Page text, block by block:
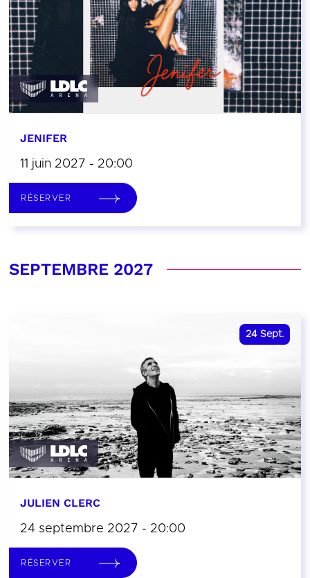
JENIFER
11 juin 2027 - 20:00
RÉSERVER
SEPTEMBRE 2027
24 Sept.
JULIEN CLERC
24 septembre 2027 - 20:00
RÉSERVER